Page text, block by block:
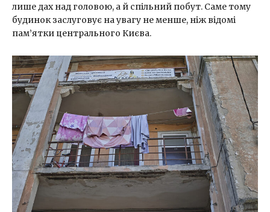
лише дах над головою, а й спільний побут. Саме тому
будинок заслуговує на увагу не менше, ніж відомі
пам’ятки центрального Києва.